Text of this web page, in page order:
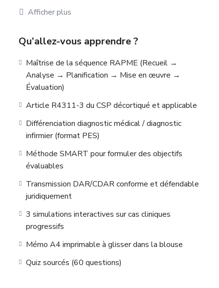
comptent, formuler des diagnostics infirmiers
défendables, écrire des objectifs SMART, mettre en
prescrit, collaboratif), évaluer tes résultats et
Le tout sourcé, avec 3 simulations cliniques, 5 quiz,
20 flashcards et un mémo A4 imprimable à glisser
dans ta blouse.
Afficher plus
Qu’allez-vous apprendre ?
Maîtrise de la séquence RAPME (Recueil →
Analyse → Planification → Mise en œuvre →
Évaluation)
Article R4311-3 du CSP décortiqué et applicable
Différenciation diagnostic médical / diagnostic
infirmier (format PES)
Méthode SMART pour formuler des objectifs
évaluables
Transmission DAR/CDAR conforme et défendable
juridiquement
3 simulations interactives sur cas cliniques
progressifs
Mémo A4 imprimable à glisser dans la blouse
Quiz sourcés (60 questions)